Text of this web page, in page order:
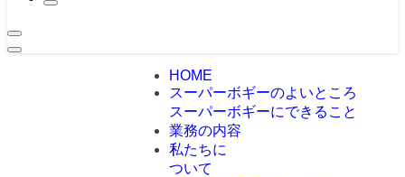
HOME
スーパーボギーのよいところ
スーパーボギーにできること
業務の内容
私たちに
ついて